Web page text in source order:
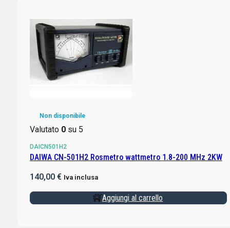
Non disponibile
Valutato 0su 5
DAICN501H2
DAIWA CN-501H2 Rosmetro wattmetro 1.8-200 MHz 2KW
140,00 € Iva inclusa
Aggiungi al carrello